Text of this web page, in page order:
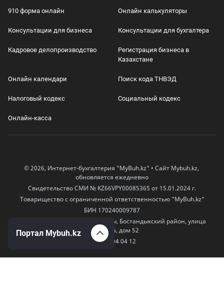
910 форма онлайн Онлайн калькуляторы
Консультации для бизнеса Консультации для бухгалтера
Кадровое делопроизводство
Регистрация бизнеса в
Казахстане
Онлайн календари Поиск кода ТНВЭД
Налоговый кодекс Социальный кодекс
Онлайн-касса
© 2026, Интернет-бухгалтерия "MyBuh.kz" • Сайт Mybuh.kz,
обновляется ежедневно
Свидетельство СМИ № KZ66VPY00085365 от 15.01.2024 г.
Товарищество с ограниченной ответственностью "MyBuh.kz"
БИН 170240009787
050000, Казахстан, город Алматы, Бостандыкский район, улица
Егизбаева, дом 52
+7 777 504 04 12
Портал Mybuh.kz